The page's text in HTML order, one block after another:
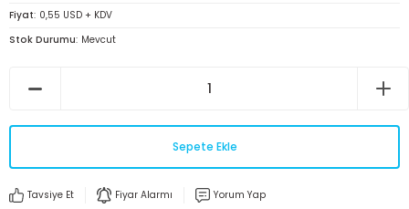
Fiyat 0,55 USD + KDV
Stok Durumu Mevcut
Sepete Ekle
Tavsiye Et Fiyar Alarmı Yorum Yap